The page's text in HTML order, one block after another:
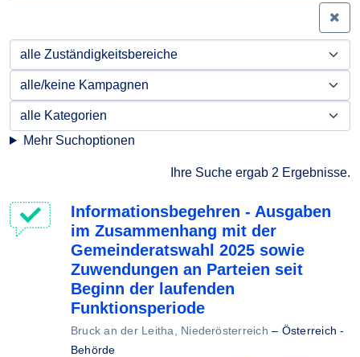
Mehr Suchoptionen
Ihre Suche ergab 2 Ergebnisse.
Informationsbegehren - Ausgaben
im Zusammenhang mit der
Gemeinderatswahl 2025 sowie
Zuwendungen an Parteien seit
Beginn der laufenden
Funktionsperiode
Bruck an der Leitha, Niederösterreich – Österreich -
Behörde